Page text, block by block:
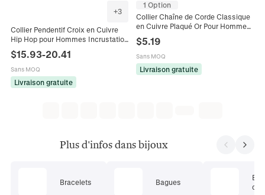
+3
Collier Pendentif Croix en Cuivre
Hip Hop pour Hommes Incrustation
Collier Croix Brillant
$15.93-20.41
Sans MOQ
Livraison gratuite
1 Option
Collier Chaîne de Corde Classique
en Cuivre Plaqué Or Pour Hommes
Femmes Bijoux Hip Hop Tressés
Accessoire De Mode Cadeau
$5.19
Sans MOQ
Livraison gratuite
Plus d'infos dans bijoux
Bracelets Bagues
de